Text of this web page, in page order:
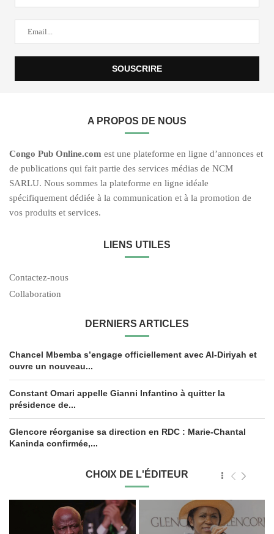
A PROPOS DE NOUS
Congo Pub Online.com est une plateforme en ligne d’annonces et
de publications qui fait partie des services médias de NCM
SARLU. Nous sommes la plateforme en ligne idéale
spécifiquement dédiée à la communication et à la promotion de
vos produits et services.
LIENS UTILES
Contactez-nous
Collaboration
DERNIERS ARTICLES
Chancel Mbemba s’engage officiellement avec Al-Diriyah et
ouvre un nouveau...
Constant Omari appelle Gianni Infantino à quitter la
présidence de...
Glencore réorganise sa direction en RDC : Marie-Chantal
Kaninda confirmée,...
CHOIX DE L'ÉDITEUR